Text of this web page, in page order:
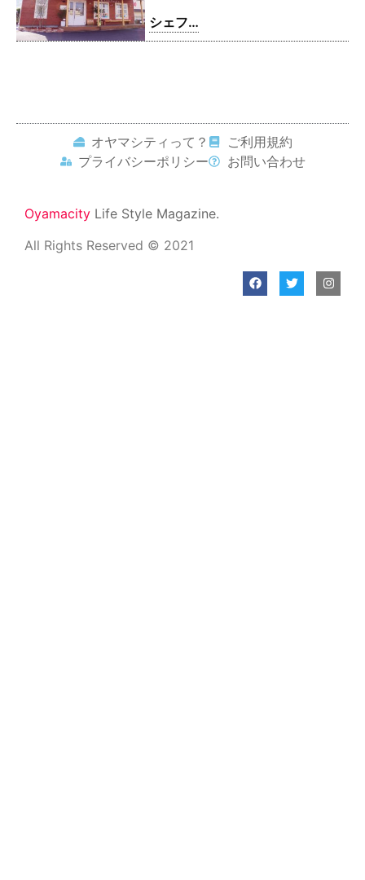
シェフ
レ
オヤマシティって？
ご利用規約
プライバシーポリシー
お問い合わせ
Oyamacity Life Style Magazine.
All Rights Reserved © 2021